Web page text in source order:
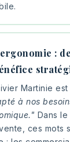
:
Martinie est
à nos
Dans
ces mots